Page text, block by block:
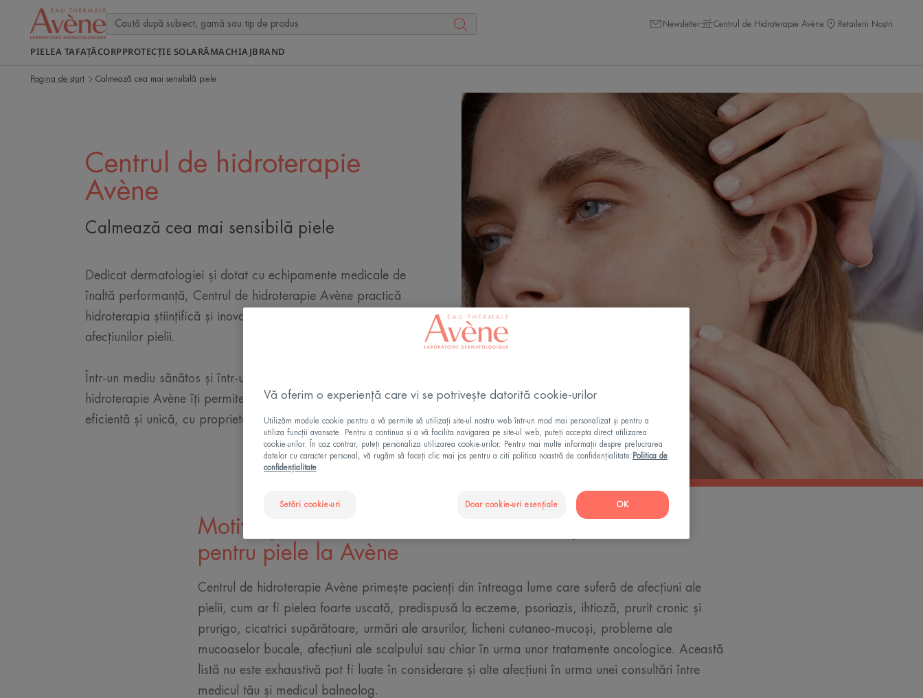
Newsletter Centrul de Hidroterapie Avène Retailerii Noștri
PIELEA TAFAȚĂCORPPROTECȚIE SOLARĂMACHIAJBRAND
Pagina de start Calmează cea mai sensibilă piele
Centrul de hidroterapie
Avène
Calmează cea mai sensibilă piele
Dedicat dermatologiei și dotat cu echipamente medicale de
înaltă performanță, Centrul de hidroterapie Avène practică
hidroterapia științifică și inovatoare pentru tratarea
afecțiunilor pielii.
Într-un mediu sănătos și într-un spațiu protejat, Centrul de
hidroterapie Avène îți permite să beneficiezi de o apă
eficientă și unică, cu proprietăți dovedite științific.
Motive pentru a urma un tratament cu apă termală
pentru piele la Avène
Centrul de hidroterapie Avène primește pacienți din întreaga lume care suferă de afecțiuni ale
pielii, cum ar fi pielea foarte uscată, predispusă la eczeme, psoriazis, ihtioză, prurit cronic și
prurigo, cicatrici supărătoare, urmări ale arsurilor, licheni cutaneo-mucoși, probleme ale
mucoaselor bucale, afecțiuni ale scalpului sau chiar în urma unor tratamente oncologice. Această
listă nu este exhaustivă pot fi luate în considerare și alte afecțiuni în urma unei consultări între
medicul tău și medicul balneolog.
Vă oferim o experiență care vi se potrivește datorită cookie-urilor
Utilizăm module cookie pentru a vă permite să utilizați site-ul nostru web într-un mod mai personalizat și pentru a
utiliza funcții avansate. Pentru a continua și a vă facilita navigarea pe site-ul web, puteți accepta direct utilizarea
cookie-urilor. În caz contrar, puteți personaliza utilizarea cookie-urilor. Pentru mai multe informații despre prelucrarea
datelor cu caracter personal, vă rugăm să faceți clic mai jos pentru a citi politica noastră de confidențialitate: Politica de
confidențialitate
Setări cookie-uri Doar cookie-uri esențiale OK